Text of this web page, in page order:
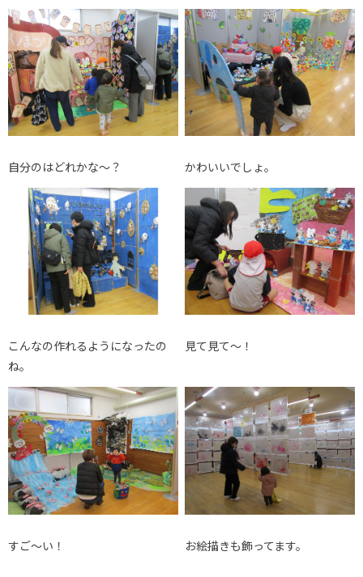
自分のはどれかな～？ かわいいでしょ。
こんなの作れるようになったの
ね。
見て見て～！
すご～い！ お絵描きも飾ってます。